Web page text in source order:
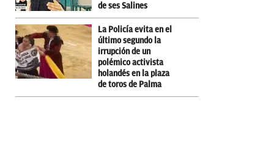
de ses Salines
La Policía evita en el
último segundo la
irrupción de un
polémico activista
holandés en la plaza
de toros de Palma